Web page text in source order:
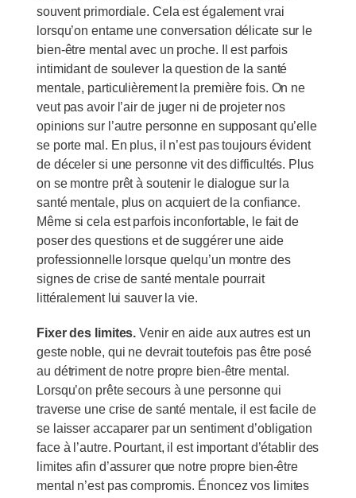
souvent primordiale. Cela est également vrai
lorsqu’on entame une conversation délicate sur le
bien-être mental avec un proche. Il est parfois
intimidant de soulever la question de la santé
mentale, particulièrement la première fois. On ne
veut pas avoir l’air de juger ni de projeter nos
opinions sur l’autre personne en supposant qu’elle
se porte mal. En plus, il n’est pas toujours évident
de déceler si une personne vit des difficultés. Plus
on se montre prêt à soutenir le dialogue sur la
santé mentale, plus on acquiert de la confiance.
Même si cela est parfois inconfortable, le fait de
poser des questions et de suggérer une aide
professionnelle lorsque quelqu’un montre des
signes de crise de santé mentale pourrait
littéralement lui sauver la vie.
Fixer des limites. Venir en aide aux autres est un
geste noble, qui ne devrait toutefois pas être posé
au détriment de notre propre bien-être mental.
Lorsqu’on prête secours à une personne qui
traverse une crise de santé mentale, il est facile de
se laisser accaparer par un sentiment d’obligation
face à l’autre. Pourtant, il est important d’établir des
limites afin d’assurer que notre propre bien-être
mental n’est pas compromis. Énoncez vos limites